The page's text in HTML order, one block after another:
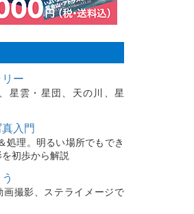
ー
星雲・星団、天の川、星
入門
処理。明るい場所でもでき
初歩から解説
画撮影、ステライメージで